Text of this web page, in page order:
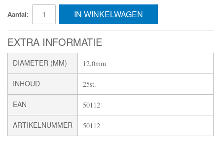
Aantal: IN WINKELWAGEN
EXTRA INFORMATIE
DIAMETER (MM) 12,0mm
INHOUD 25st.
EAN 50112
ARTIKELNUMMER 50112